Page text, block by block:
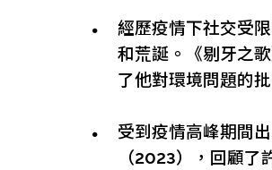
經歷疫情下社交受
和荒誕。《剔牙之
了他對環境問題的批
受到疫情高峰期間
（2023），回顧